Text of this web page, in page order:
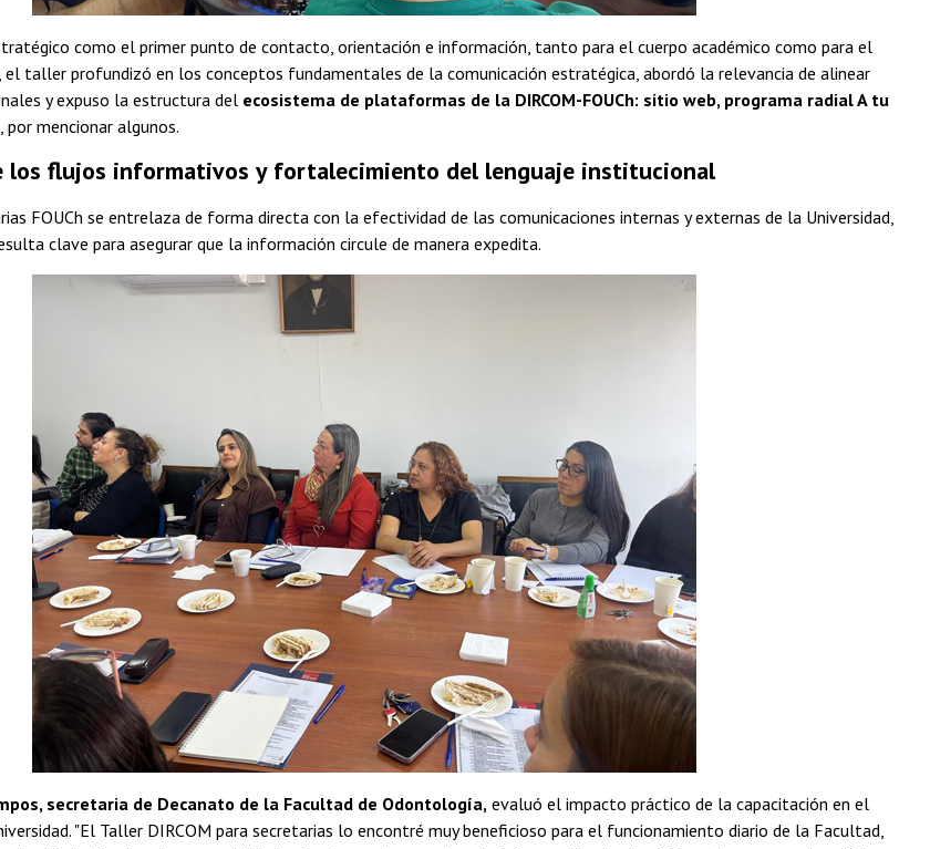
como el primer punto de contacto, orientación e información, tanto para el cuerpo académico como para el
taller profundizó en los conceptos fundamentales de la comunicación estratégica, abordó la relevancia de alinear
y expuso la estructura del ecosistema de plataformas de la DIRCOM-FOUCh: sitio web, programa radial A tu
, por mencionar algunos.
los flujos informativos y fortalecimiento del lenguaje institucional
FOUCh se entrelaza de forma directa con la efectividad de las comunicaciones internas y externas de la Universidad,
clave para asegurar que la información circule de manera expedita.
secretaria de Decanato de la Facultad de Odontología, evaluó el impacto práctico de la capacitación en el
"El Taller DIRCOM para secretarias lo encontré muy beneficioso para el funcionamiento diario de la Facultad,